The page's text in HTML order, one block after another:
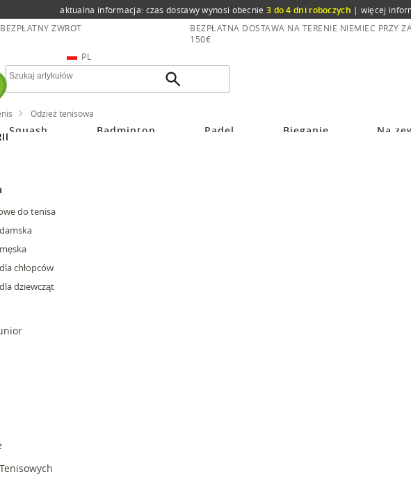
aktualna informacja: czas dostawy wynosi obecnie 3 do 4 dni roboczych | więcej
BEZPŁATNY ZWROT
BEZPŁATNA DOSTAWA NA TERENIE NIEMIEC PRZY
150€
PL
Squash Badminton Padel Bieganie Na
Odzież tenisowa
do tenisa
chłopców
dziewcząt